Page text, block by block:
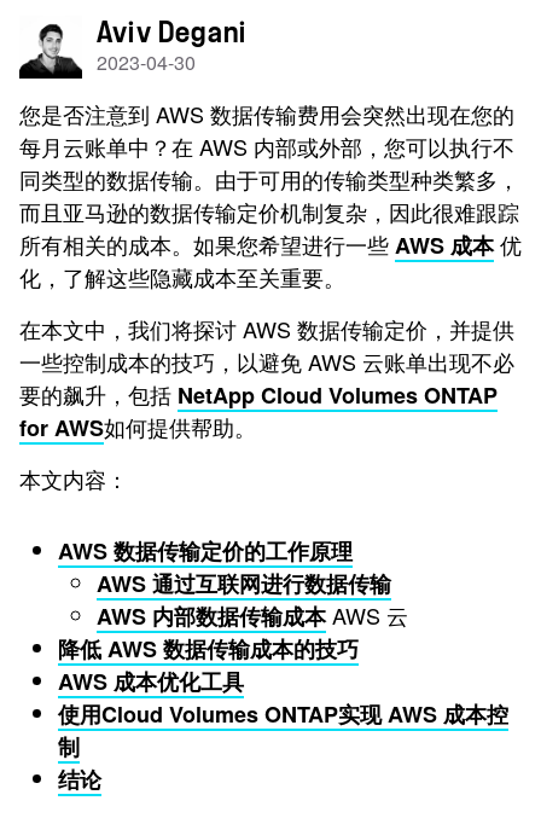
Aviv Degani
2023-04-30
您是否注意到 AWS 数据传输费用会突然出现在您的
每月云账单中？在 AWS 内部或外部，您可以执行不
同类型的数据传输。由于可用的传输类型种类繁多，
而且亚马逊的数据传输定价机制复杂，因此很难跟踪
所有相关的成本。如果您希望进行一些AWS 成本优
化，了解这些隐藏成本至关重要。
在本文中，我们将探讨 AWS 数据传输定价，并提供
一些控制成本的技巧，以避免 AWS 云账单出现不必
要的飙升，包括 NetApp Cloud Volumes ONTAP
for AWS如何提供帮助。
本文内容：
AWS 数据传输定价的工作原理
AWS 通过互联网进行数据传输
AWS 内部数据传输成本AWS 云
降低 AWS 数据传输成本的技巧
AWS 成本优化工具
使用Cloud Volumes ONTAP实现 AWS 成本控
制
结论